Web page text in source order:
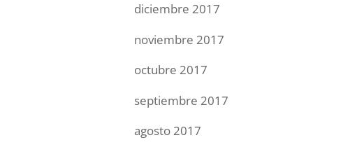
diciembre 2017
noviembre 2017
octubre 2017
septiembre 2017
agosto 2017